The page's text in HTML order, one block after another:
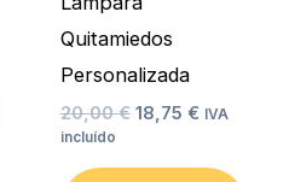
Quitamiedos
Personalizada
20,00€ 18,75 € IVA
incluído